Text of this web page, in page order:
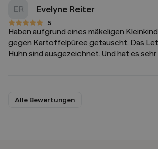
ER Evelyne Reiter
5
5 von 5 Sternen
Haben aufgrund eines mäkeligen
gegen Kartoffelpüree getauscht. Das
Huhn sind ausgezeichnet. Und hat es
Alle Bewertungen